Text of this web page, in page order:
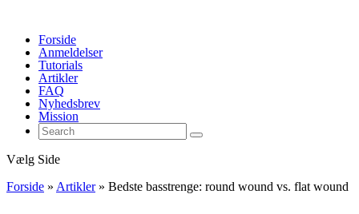
Forside
Anmeldelser
Tutorials
Artikler
FAQ
Nyhedsbrev
Mission
Vælg Side
Forside » Artikler » Bedste basstrenge: round wound vs. flat wound